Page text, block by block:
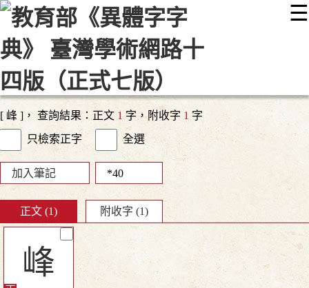
☰
::: 最新消息 常見問題 編輯說明
顯示模式
網站導覽
[ 峰 ]， 查詢結果：正文 1 字，附收字 1 字
只檢索正字
全選
加入筆記
正文 (1) 附收字 (1)
峰